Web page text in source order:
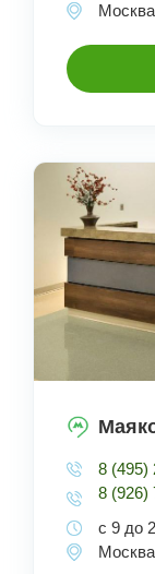
8 (495)
8 (926)
с 9 до